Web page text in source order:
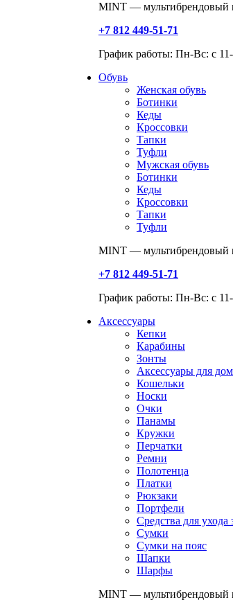
MINT — мультибрендовый
+7 812 449-51-71
График работы: Пн-Вс: с
Обувь
Женская обувь
Ботинки
Кеды
Кроссовки
Тапки
Туфли
Мужская обувь
Ботинки
Кеды
Кроссовки
Тапки
Туфли
MINT — мультибрендовый
+7 812 449-51-71
График работы: Пн-Вс: с
Аксессуары
Кепки
Карабины
Зонты
Аксессуары для
Кошельки
Носки
Очки
Панамы
Кружки
Перчатки
Ремни
Полотенца
Платки
Рюкзаки
Портфели
Средства для ухода
Сумки
Сумки на пояс
Шапки
Шарфы
MINT — мультибрендовый